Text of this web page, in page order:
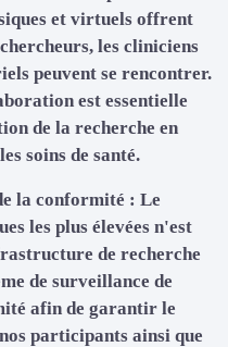
et virtuels offrent
les cliniciens
peuvent se rencontrer.
est essentielle
de la recherche en
soins de santé.
la conformité : Le
les plus élevées n'est
de recherche
de surveillance de
afin de garantir le
participants ainsi que